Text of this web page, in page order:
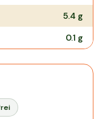
5.4 g
0.1 g